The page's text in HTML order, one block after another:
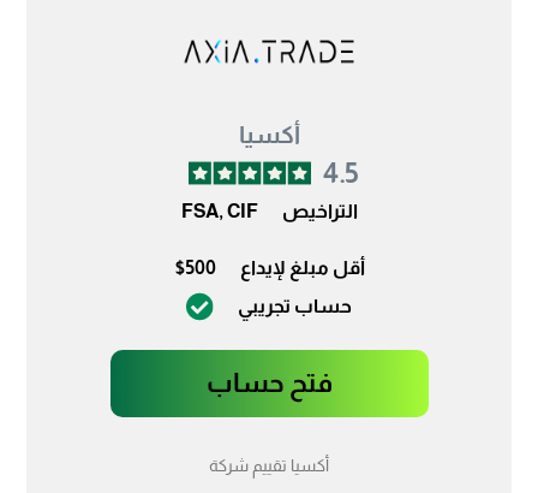
أكسيا
4.5
التراخيص FSA, CIF
أقل مبلغ لإيداع
$500
حساب تجريبي
فتح حساب
أكسيا تقييم شركة